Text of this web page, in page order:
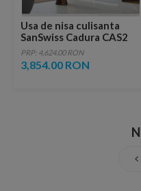
Usa de nisa culisanta
SanSwiss Cadura CAS2
160 x H200 cm sticla
Shade
PRP: 4,624.00 RON
3,854.00 RON